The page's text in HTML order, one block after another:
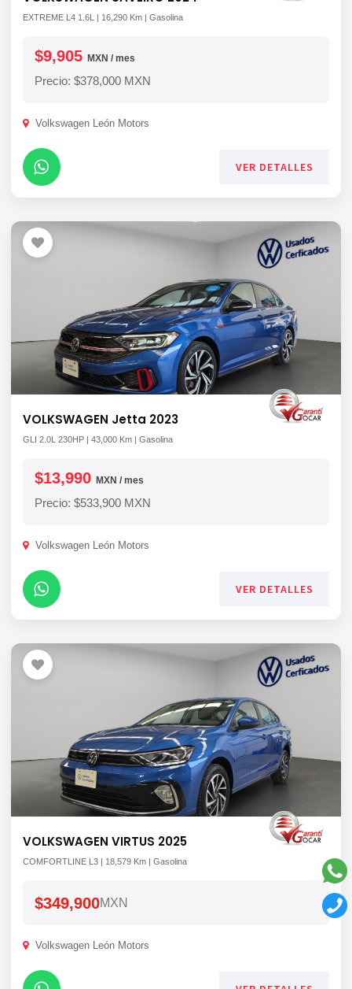
EXTREME L4 1.6L | 16,290 Km | Gasolina
$9,905 MXN / mes
Precio: $378,000 MXN
Volkswagen León Motors
VER DETALLES
VOLKSWAGEN Jetta 2023
GLI 2.0L 230HP | 43,000 Km | Gasolina
$13,990 MXN / mes
Precio: $533,900 MXN
Volkswagen León Motors
VER DETALLES
VOLKSWAGEN VIRTUS 2025
COMFORTLINE L3 | 18,579 Km | Gasolina
$349,900MXN
Volkswagen León Motors